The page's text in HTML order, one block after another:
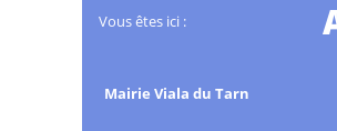
Vous êtes ici :
Mairie Viala du Tarn